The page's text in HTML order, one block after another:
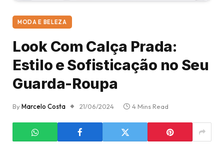
MODA E BELEZA
Look Com Calça Prada:
Estilo e Sofisticação no Seu
Guarda-Roupa
ByMarcelo Costa 21/06/2024 4 Mins Read